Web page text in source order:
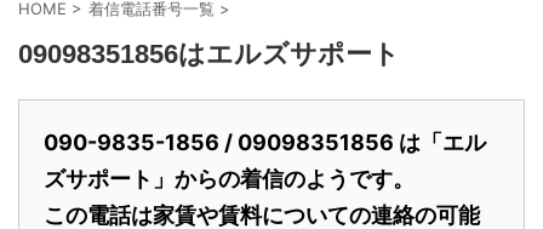
HOME > 着信電話番号一覧 >
09098351856はエルズサポート
090-9835-1856 / 09098351856 は「エル
ズサポート」からの着信のようです。
この電話は家賃や賃料についての連絡の可能